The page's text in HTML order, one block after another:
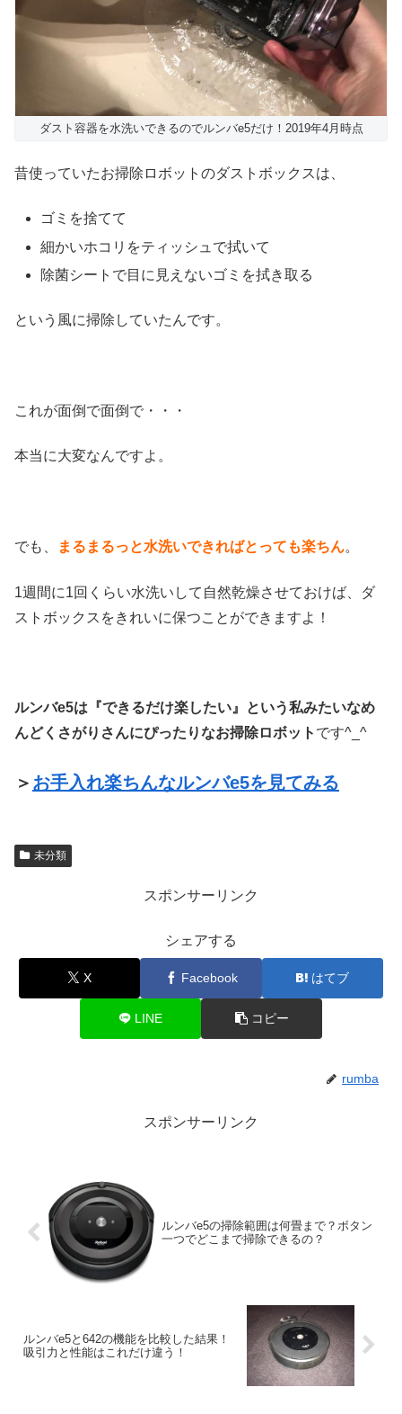
ダスト容器を水洗いできるのでルンバe5だけ！2019年4月時点
昔使っていたお掃除ロボットのダストボックスは、
ゴミを捨てて
細かいホコリをティッシュで拭いて
除菌シートで目に見えないゴミを拭き取る
という風に掃除していたんです。
これが面倒で面倒で・・・
本当に大変なんですよ。
でも、 まるまるっと水洗いできればとっても楽ちん。
1週間に1回くらい水洗いして自然乾燥させておけば、ダ
ストボックスをきれいに保つことができますよ！
ルンバe5は『できるだけ楽したい』という私みたいなめ
んどくさがりさんにぴったりなお掃除ロボット です^_^
＞ お手入れ楽ちんなルンバe5を見てみる
未分類
スポンサーリンク
シェアする
X Facebook はてブ
LINE コピー
rumba
スポンサーリンク
ルンバe5の掃除範囲は何畳まで？ボタン
一つでどこまで掃除できるの？
ルンバe5と642の機能を比較した結果！
吸引力と性能はこれだけ違う！